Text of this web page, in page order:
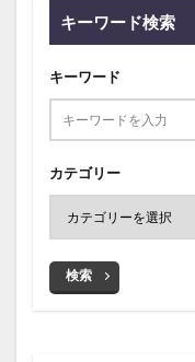
キーワード検索
キーワード
カテゴリー
検索